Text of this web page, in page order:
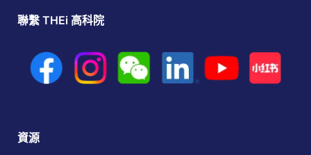
聯繫 THEi 高科院
資源